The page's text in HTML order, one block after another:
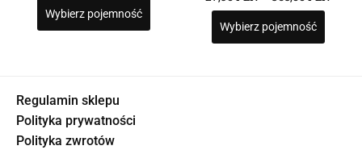
Wybierz pojemność
Wybierz pojemność
Regulamin sklepu
Polityka prywatności
Polityka zwrotów